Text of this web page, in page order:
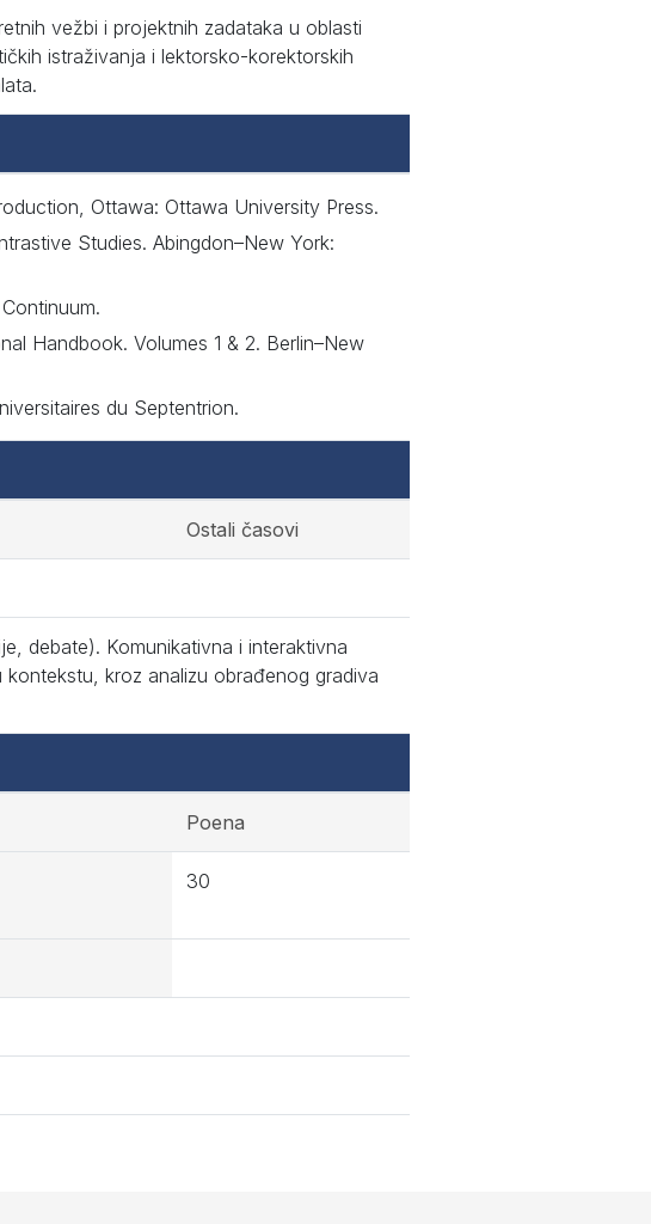
vežbi i projektnih zadataka u oblasti
istraživanja i lektorsko-korektorskih
Ottawa: Ottawa University Press.
Studies. Abingdon–New York:
Handbook. Volumes 1 & 2. Berlin–New
du Septentrion.
Ostali časovi
debate). Komunikativna i interaktivna
kroz analizu obrađenog gradiva
Poena
30